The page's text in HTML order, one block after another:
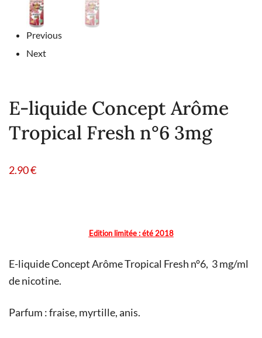
Previous
Next
E-liquide Concept Arôme
Tropical Fresh n°6 3mg
2.90€
Edition limitée : été 2018
E-liquide Concept Arôme Tropical Fresh n°6, 3 mg/ml
de nicotine.
Parfum : fraise, myrtille, anis.